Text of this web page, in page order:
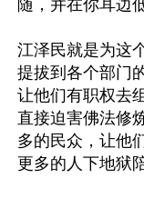
随，并在你耳边
江泽民就是为这
提拔到各个部门
让他们有职权去
直接迫害佛法修
多的民众，让他
更多的人下地狱